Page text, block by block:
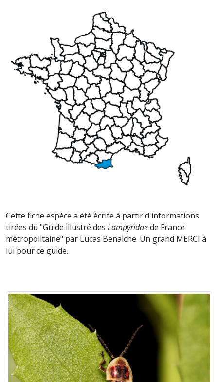
Cette fiche espèce a été écrite à partir d'informations
tirées du "Guide illustré des Lampyridaede France
métropolitaine" par Lucas Benaiche. Un grand MERCI à
lui pour ce guide.